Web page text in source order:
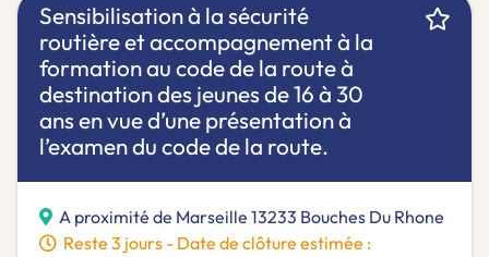
Sensibilisation à la sécurité
routière et accompagnement à la
formation au code de la route à
destination des jeunes de 16 à 30
ans en vue d’une présentation à
l’examen du code de la route.
A proximité de Marseille 13233 Bouches Du Rhone
Reste 3 jours - Date de clôture estimée :